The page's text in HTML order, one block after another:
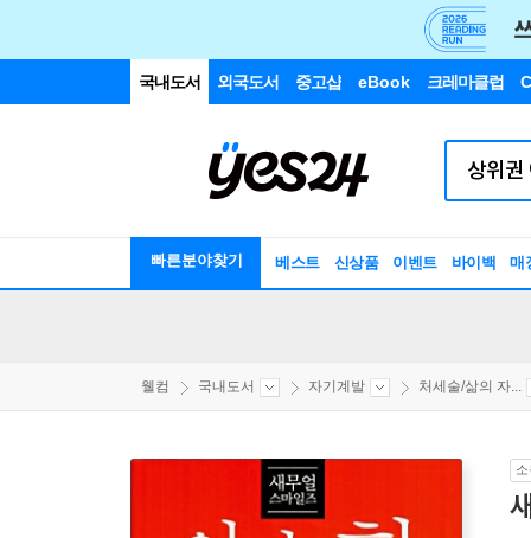
국내도서 외국도서 중고샵 eBook 크레마클럽
빠른분야찾기 베스트 신상품 이벤트 바이백 매
웰컴 국내도서 자기계발 처세술/삶의 자...